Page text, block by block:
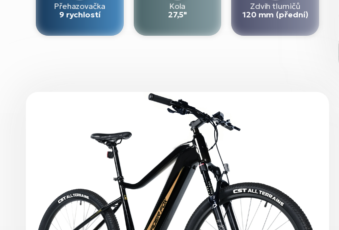
Přehazovačka
9 rychlostí
Kola
27,5"
Zdvih tlumičů
120 mm (přední)